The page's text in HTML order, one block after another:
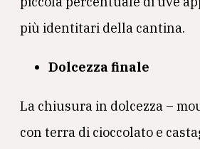
più identitari della cantina.
Dolcezza finale
La chiusura in dolcezza –
con terra di cioccolato e